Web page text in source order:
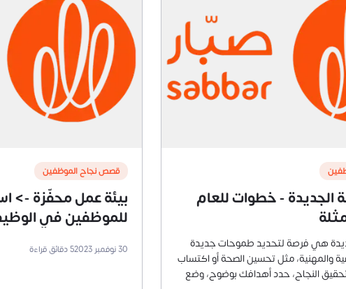
الجديدة - خطوات للعام
هي فرصة لتحديد طموحات جديدة
والمهنية، مثل تحسين الصحة أو اكتساب
النجاح، حدد أهدافك بوضوح، وضع
قصص نجاح الموظفين
بيئة عمل محفّزة ->
للموظفين في
30 نوفمبر 2023 5دقائق قراءة